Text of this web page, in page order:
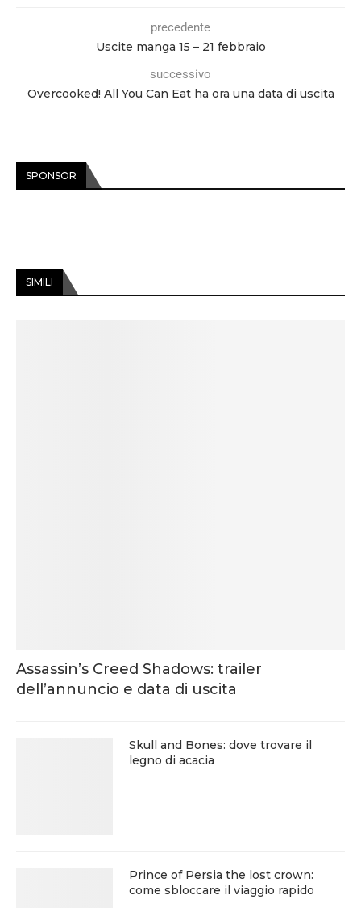
precedente
Uscite manga 15 – 21 febbraio
successivo
Overcooked! All You Can Eat ha ora una data di uscita
SPONSOR
SIMILI
Assassin’s Creed Shadows: trailer
dell’annuncio e data di uscita
Skull and Bones: dove trovare il
legno di acacia
Prince of Persia the lost crown:
come sbloccare il viaggio rapido